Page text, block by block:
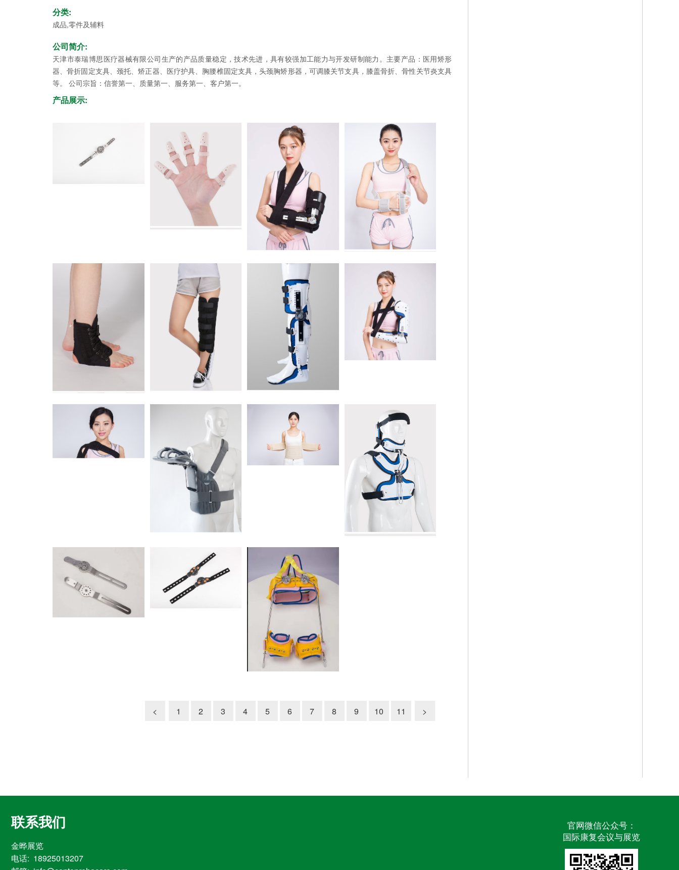
分类:
成品,零件及辅料
公司简介:
天津市泰瑞博思医疗器械有限公司生产的产品质量稳定，技术先进，具有较强加工能力与开发研制能力。主要产品：医用矫形
器、骨折固定支具、颈托、矫正器、医疗护具、胸腰椎固定支具，头颈胸矫形器，可调膝关节支具，膝盖骨折、骨性关节炎支具
等。 公司宗旨：信誉第一、质量第一、服务第一、客户第一。
产品展示:
< 1 2 3 4 5 6 7 8 9 10 11 >
联系我们
金晔展览
电话: 18925013207
官网微信公众号：
国际康复会议与展览